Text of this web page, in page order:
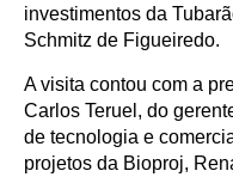
investimentos da
Schmitz de Figueiredo.
A visita contou com a
Carlos Teruel, do
de tecnologia e
projetos da Bioproj,